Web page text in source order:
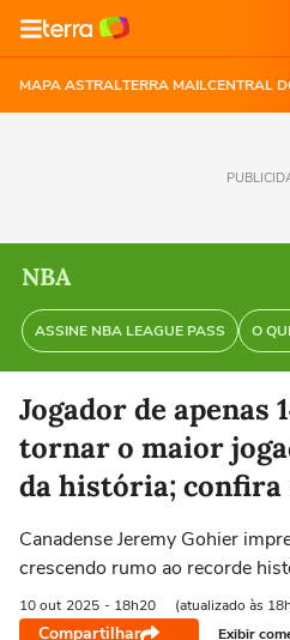
MAPA ASTRALTERRA MAILCENTRAL
NBA
ASSINE NBA LEAGUE PASS O
Jogador de apenas
tornar o maior
da história; confira
Canadense Jeremy Gohier
crescendo rumo ao recorde
10 out 2025 - 18h20 (atualizado às
Compartilhar Exibir